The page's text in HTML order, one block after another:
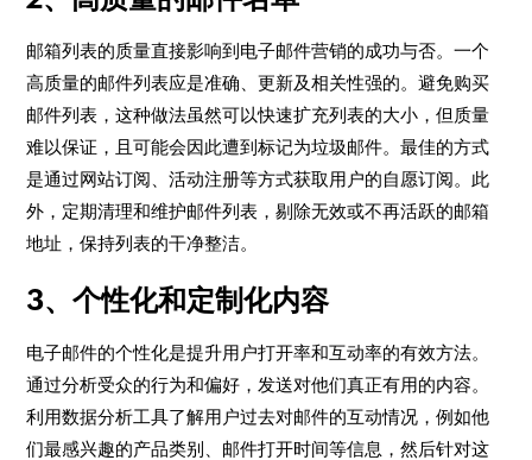
邮箱列表的质量直接影响到电子邮件营销的成功与否。一个
高质量的邮件列表应是准确、更新及相关性强的。避免购买
邮件列表，这种做法虽然可以快速扩充列表的大小，但质量
难以保证，且可能会因此遭到标记为垃圾邮件。最佳的方式
是通过网站订阅、活动注册等方式获取用户的自愿订阅。此
外，定期清理和维护邮件列表，剔除无效或不再活跃的邮箱
地址，保持列表的干净整洁。
3、个性化和定制化内容
电子邮件的个性化是提升用户打开率和互动率的有效方法。
通过分析受众的行为和偏好，发送对他们真正有用的内容。
利用数据分析工具了解用户过去对邮件的互动情况，例如他
们最感兴趣的产品类别、邮件打开时间等信息，然后针对这